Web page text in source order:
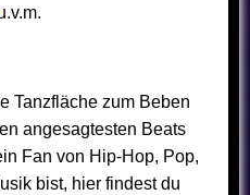
Tanzfläche zum Beben
angesagtesten Beats
Fan von Hip-Hop, Pop,
bist, hier findest du